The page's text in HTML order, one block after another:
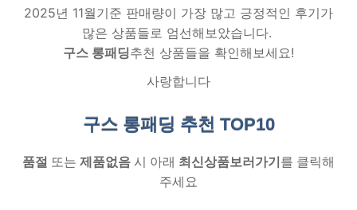
2025년 11월기준 판매량이 가장 많고 긍정적인 후기가
많은 상품들로 엄선해보았습니다.
구스 롱패딩추천 상품들을 확인해보세요!
사랑합니다
구스 롱패딩 추천 TOP10
품절 또는 제품없음 시 아래 최신상품보러가기 를 클릭해
주세요